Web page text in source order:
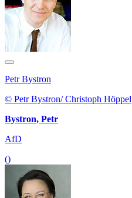
Petr Bystron
© Petr Bystron/ Christoph Höppel
Bystron, Petr
AfD
()